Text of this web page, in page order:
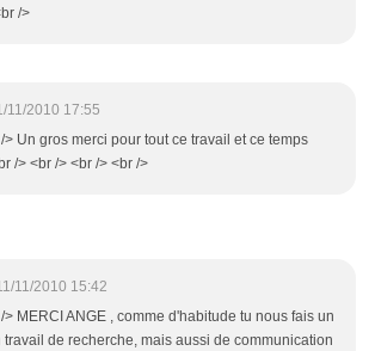
/>
11/2010 17:55
> Un gros merci pour tout ce travail et ce temps
/> <br /> <br /> <br />
11/2010 15:42
> MERCI ANGE , comme d'habitude tu nous fais un
travail de recherche, mais aussi de communication